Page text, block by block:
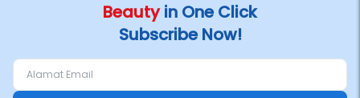
Beautyin One Click
Subscribe Now!